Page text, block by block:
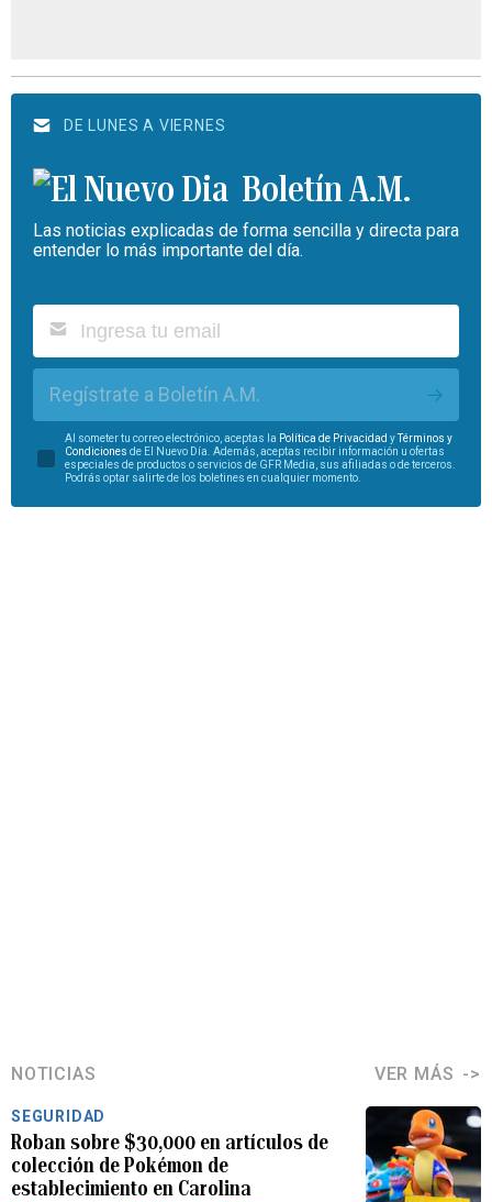
DE LUNES A VIERNES
Boletín A.M.
Las noticias explicadas de forma sencilla y directa para
entender lo más importante del día.
Regístrate a Boletín A.M.
Al someter tu correo electrónico, aceptas la Política de Privacidad yTérminos y
Condiciones de El Nuevo Día. Además, aceptas recibir información u ofertas
especiales de productos o servicios de GFR Media, sus afiliadas o de terceros.
Podrás optar salirte de los boletines en cualquier momento.
NOTICIAS VER MÁS
SEGURIDAD
Roban sobre $30,000 en artículos de
colección de Pokémon de
establecimiento en Carolina